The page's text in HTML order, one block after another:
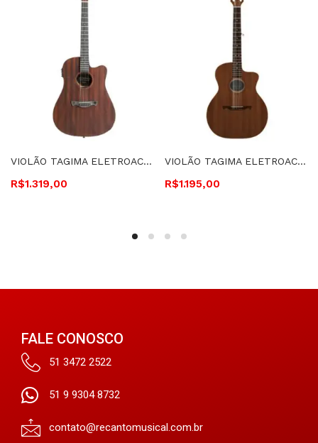
VIOLÃO TAGIMA ELETROACÚSTICO, CUTAWAY, FLAT, CORDAS DE AÇO – SAN FRANCISCO
R$1.319,00
VIOLÃO TAGIMA ELETROACÚSTICO, CUTAWAY, CORDAS DE NYLON GRAND AUD -VEGAS GRAN RES
R$1.195,00
FALE CONOSCO
51 3472 2522
51 9 9304 8732
contato@recantomusical.com.br